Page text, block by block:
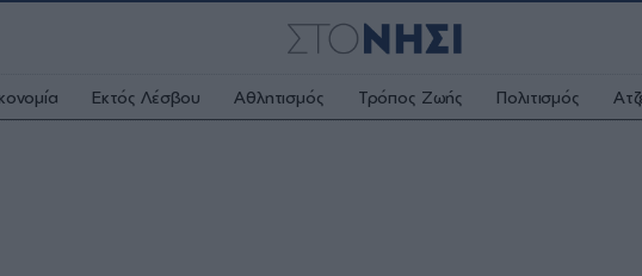
Εκτός Λέσβου Αθλητισμός Τρόπος Ζωής Πολιτισμός